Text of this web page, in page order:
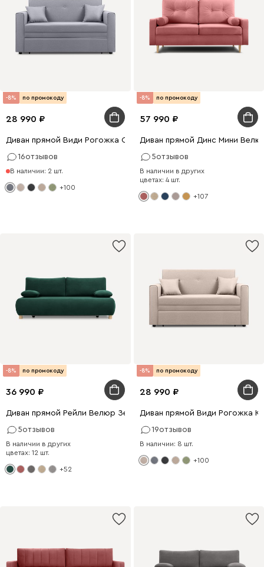
-8% по промокоду
28 990
Диван прямой Види Рогожка Серый
16отзывов
В наличии: 2 шт.
+100
-8% по промокоду
57 990
Диван прямой Динс Мини
5отзывов
В наличии в других
цветах: 4 шт.
+107
-8% по промокоду
36 990
Диван прямой Рейли Велюр Зеленый
5отзывов
В наличии в других
цветах: 12 шт.
+52
-8% по промокоду
28 990
Диван прямой Види Рогожка
19отзывов
В наличии: 8 шт.
+100